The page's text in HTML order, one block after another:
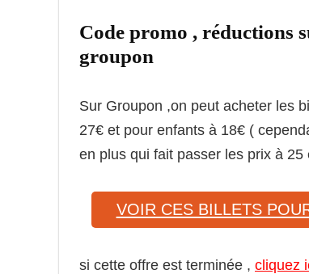
Code promo , réductions
groupon
Sur Groupon ,on peut acheter les
27€ et pour enfants à 18€ (
en plus qui fait passer les prix à
VOIR CES BILLETS
si cette offre est terminée , cliquez